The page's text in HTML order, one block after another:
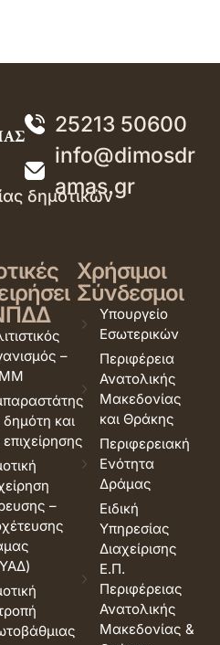
25213 50600
info@dimosdr
amas.gr
δημοτικών
–
δημότη και
–
Χρήσιμοι
Σύνδεσμοι
Υπουργείο
Εσωτερικών
Περιφέρεια
Ανατολικής
Μακεδονίας
και Θράκης
Περιφερειακή
Ενότητα
Δράμας
Ειδική
Υπηρεσίας
Διαχείρισης
Ε.Π.
Περιφέρειας
Ανατολικής
Μακεδονίας &